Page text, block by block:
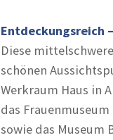
Entdeckungsreich
Diese
schönen
Werkraum Haus in
das
sowie das Museum